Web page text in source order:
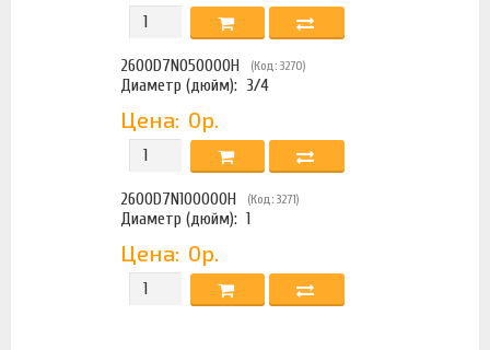
2600D7N050000H (Код: 3270)
Диаметр (дюйм): 3/4
Цена: 0р.
2600D7N100000H (Код: 3271)
Диаметр (дюйм):1
Цена: 0р.